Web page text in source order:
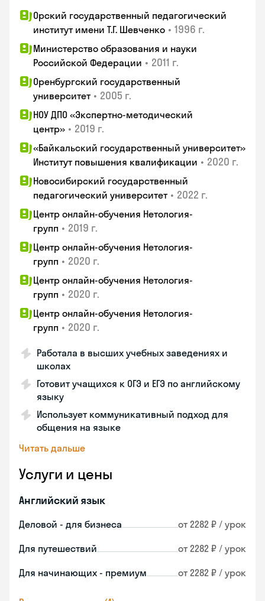
Орский государственный педагогический
институт имени Т.Г. Шевченко • 1996 г.
Министерство образования и науки
Российской Федерации • 2011 г.
Оренбургский государственный
университет • 2005 г.
НОУ ДПО «Экспертно-методический
центр» • 2019 г.
«Байкальский государственный университет»
Институт повышения квалификации • 2020 г.
Новосибирский государственный
педагогический университет • 2022 г.
Центр онлайн-обучения Нетология-
групп • 2019 г.
Центр онлайн-обучения Нетология-
групп • 2020 г.
Центр онлайн-обучения Нетология-
групп • 2020 г.
Центр онлайн-обучения Нетология-
групп • 2020 г.
Работала в высших учебных заведениях и
школах
Готовит учащихся к ОГЭ и ЕГЭ по английскому
языку
Использует коммуникативный подход для
общения на языке
Читать дальше
Услуги и цены
Английский язык
Деловой - для бизнеса от 2282 ₽ / урок
Для путешествий от 2282 ₽ / урок
Для начинающих - премиум от 2282 ₽ / урок